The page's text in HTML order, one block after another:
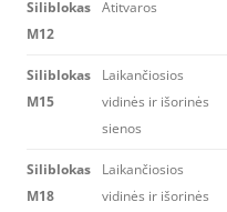
Siliblokas
M12
Atitvaros
Siliblokas
M15
Laikančiosios
vidinės ir išorinės
sienos
Siliblokas
M18
Laikančiosios
vidinės ir išorinės